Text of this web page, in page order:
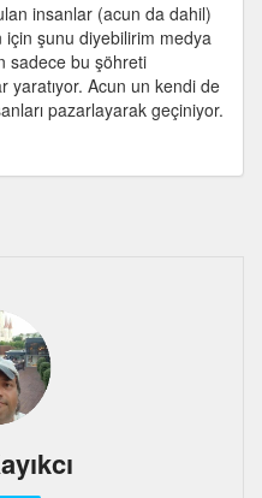
insanlar (acun da dahil)
şunu diyebilirim medya
sadece bu şöhreti
yaratıyor. Acun un kendi de
pazarlayarak geçiniyor.